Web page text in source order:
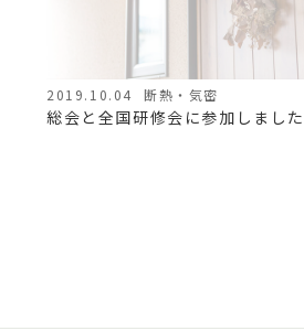
2019.10.04 断熱・気密
総会と全国研修会に参加しました